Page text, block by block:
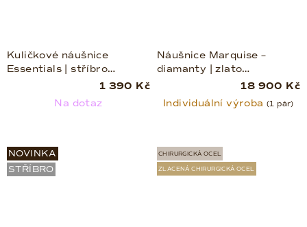
Kuličkové náušnice
Essentials | stříbro
1 390 Kč
Na dotaz
Náušnice Marquise –
diamanty | zlato
18 900 Kč
Individuální výroba(1 pár)
NOVINKA
STŘÍBRO
CHIRURGICKÁ OCEL
ZLACENÁ CHIRURGICKÁ OCEL